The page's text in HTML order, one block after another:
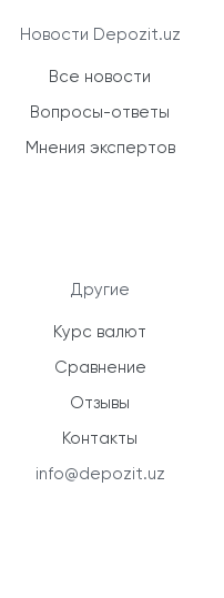
Новости Depozit.uz
Все новости
Вопросы-ответы
Мнения экспертов
Другие
Курс валют
Сравнение
Отзывы
Контакты
info@depozit.uz